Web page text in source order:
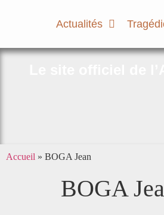
Actualités
Accueil » BOGA Jean
BOGA